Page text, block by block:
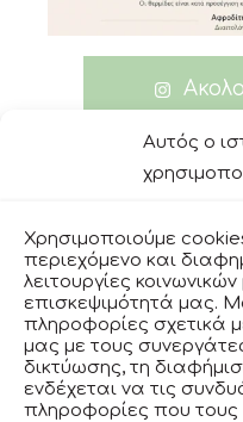
Αυτός ο
Χρησιμοποιούμε
περιεχόμενο και
λειτουργίες
επισκεψιμότητά μας.
πληροφορίες σχετικά
μας με τους
δικτύωσης, τη
ενδέχεται να τις
πληροφορίες που